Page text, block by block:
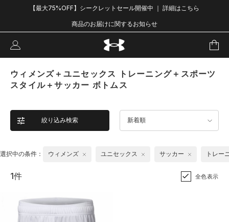
【最大75%OFF】シークレットセール開催中 ｜ 詳細はこちら
商品のお届けに関するお知らせ
ウィメンズ＋ユニセックス トレーニング＋スポーツ
スタイル＋サッカー ボトムス
絞り込み検索 新着順
選択中の条件： ウィメンズ ユニセックス サッカー トレー
1件 全色表示